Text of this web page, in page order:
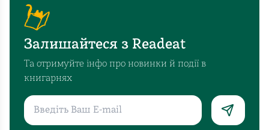
Залишайтеся з Readeat
Та отримуйте інфо про новинки й події в
книгарнях